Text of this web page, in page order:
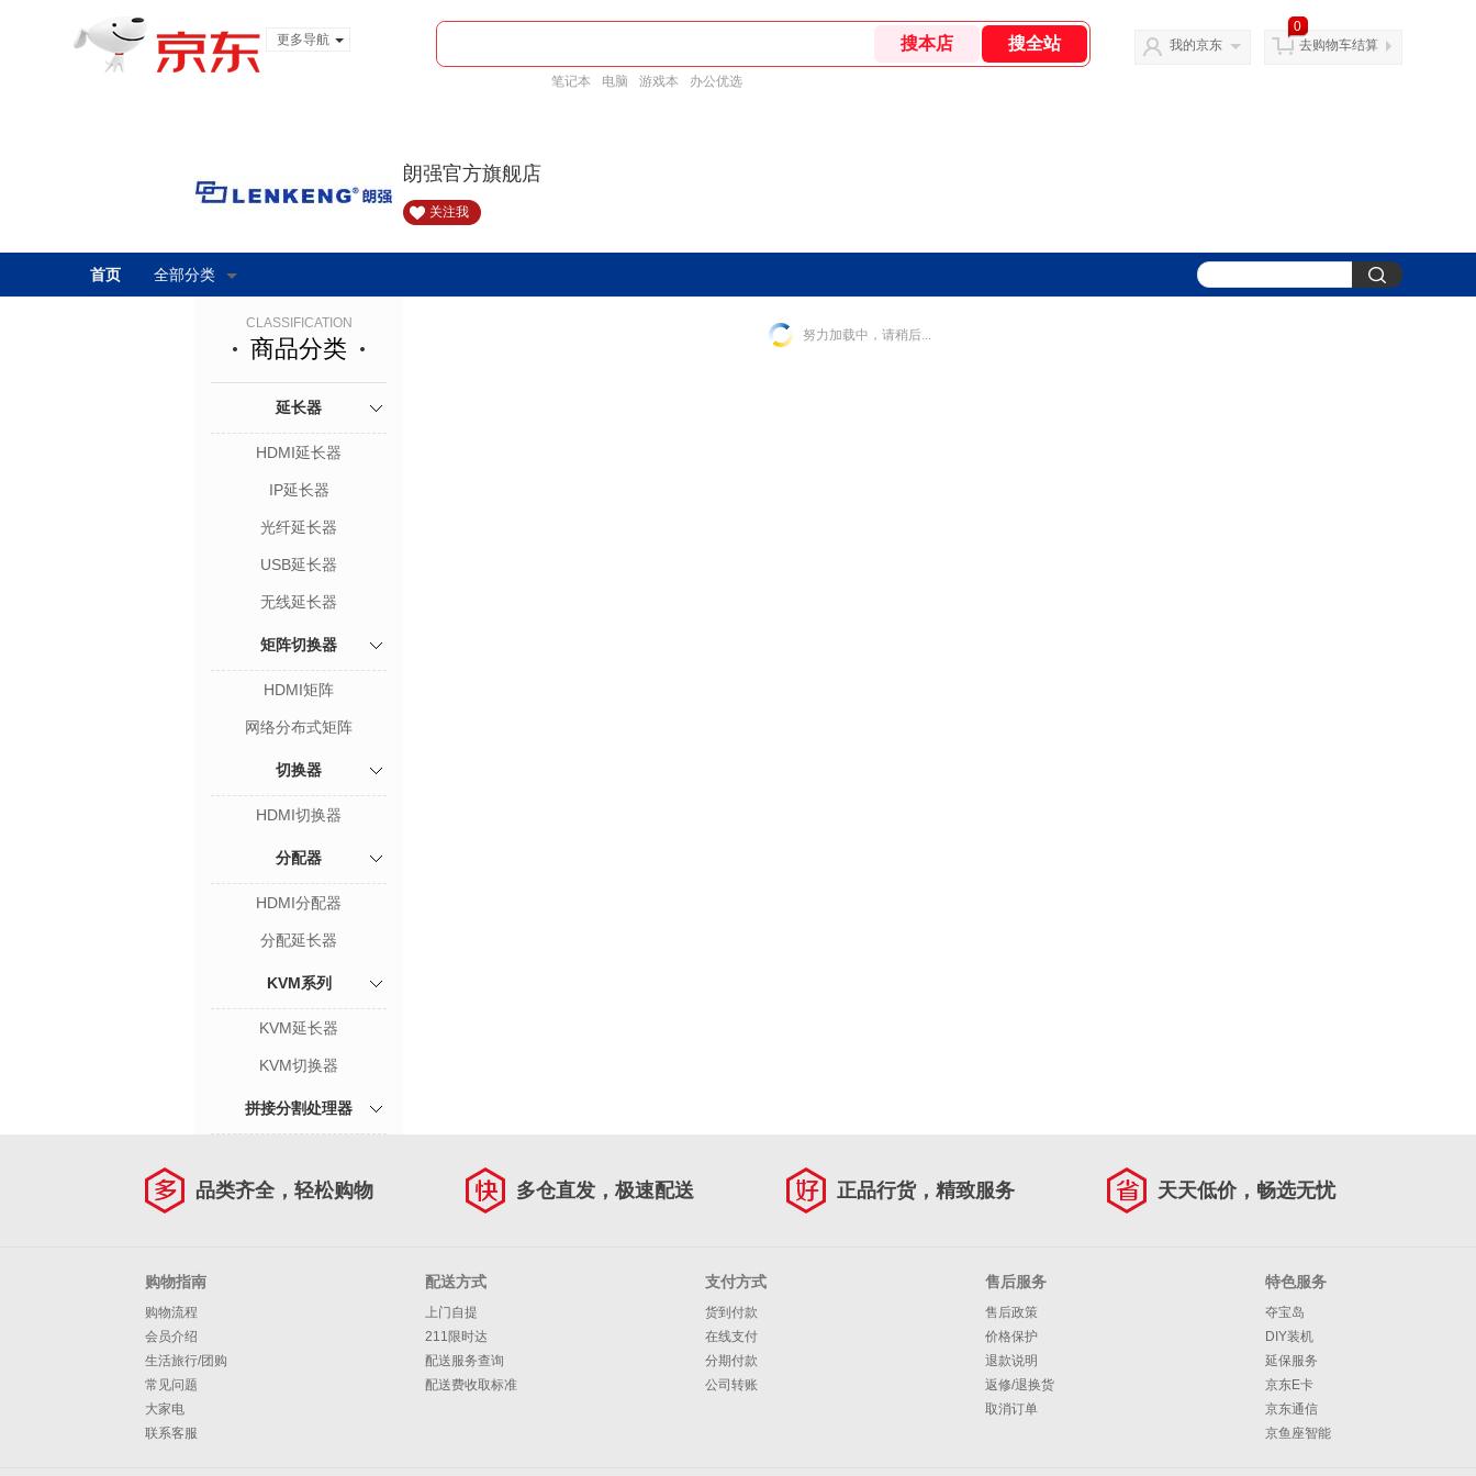
更多导航
笔记本 电脑 游戏本 办公优选
我的京东
0
去购物车结算
朗强官方旗舰店
关注我
首页 全部分类
CLASSIFICATION
商品分类
延长器
HDMI延长器
IP延长器
光纤延长器
USB延长器
无线延长器
矩阵切换器
HDMI矩阵
网络分布式矩阵
切换器
HDMI切换器
分配器
HDMI分配器
分配延长器
KVM系列
KVM延长器
KVM切换器
拼接分割处理器
努力加载中，请稍后...
品类齐全，轻松购物 多仓直发，极速配送 正品行货，精致服务 天天低价，畅选无忧
购物指南
购物流程
会员介绍
生活旅行/团购
常见问题
大家电
联系客服
配送方式
上门自提
211限时达
配送服务查询
配送费收取标准
支付方式
货到付款
在线支付
分期付款
公司转账
售后服务
售后政策
价格保护
退款说明
返修/退换货
取消订单
特色服务
夺宝岛
DIY装机
延保服务
京东E卡
京东通信
京鱼座智能